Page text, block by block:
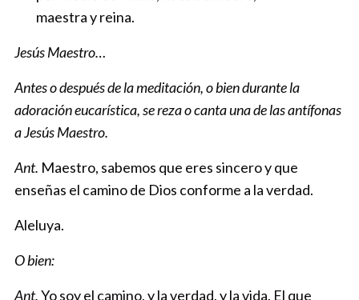
Acrecienta en nosotros la esperanza activa
para que al final de la vida
podamos poseerte por toda la eternidad.
Jesús Maestro…
resucitados a la vida gloriosa,
Jesús, Divino Maestro,
te adoramos presente en la Iglesia,
y sacramento universal de salvación.
Te damos gracias por habernos dado
esta madre infalible e indefectible,
Jesús Maestro…
te adoramos con los ángeles que cantaron
el motivo de tu encarnación:
«Gloria a Dios y paz a los hombres».
Te damos gracias por habernos llamado
Enciende en nosotros la llama
de tu mismo amor
al Padre y a los hombres.
vive en nosotros
para que te demos a conocer
maestra y reina.
Jesús Maestro…
Antes o después de la meditación, o bien durante la
adoración eucarística, se reza o canta una de las antífonas
a Jesús Maestro.
Ant. Maestro, sabemos que eres sincero y que
enseñas el camino de Dios conforme a la verdad.
Aleluya.
O bien:
Ant.Yo soy el camino, y la verdad, y la vida. El que